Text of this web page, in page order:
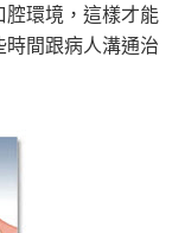
環境，這樣才能
間跟病人溝通治